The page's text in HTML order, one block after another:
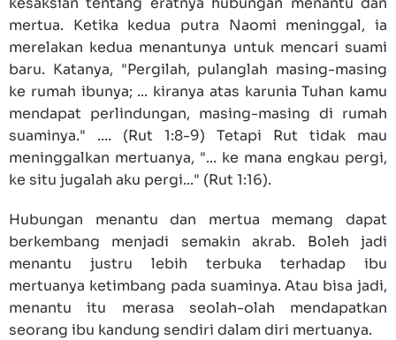
mertua. Ketika kedua putra Naomi meninggal, ia
merelakan kedua menantunya untuk mencari suami
baru. Katanya, "Pergilah, pulanglah masing-masing
ke rumah ibunya; ... kiranya atas karunia Tuhan kamu
mendapat perlindungan, masing-masing di rumah
suaminya." .... (Rut 1:8-9) Tetapi Rut tidak mau
meninggalkan mertuanya, "... ke mana engkau pergi,
ke situ jugalah aku pergi..." (Rut 1:16).
Hubungan menantu dan mertua memang dapat
berkembang menjadi semakin akrab. Boleh jadi
menantu justru lebih terbuka terhadap ibu
mertuanya ketimbang pada suaminya. Atau bisa jadi,
menantu itu merasa seolah-olah mendapatkan
seorang ibu kandung sendiri dalam diri mertuanya.